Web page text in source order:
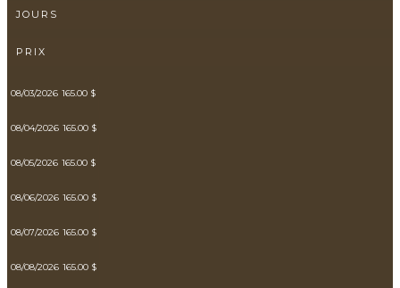
JOURS
PRIX
08/03/2026 165.00 $
08/04/2026 165.00 $
08/05/2026 165.00 $
08/06/2026 165.00 $
08/07/2026 165.00 $
08/08/2026 165.00 $